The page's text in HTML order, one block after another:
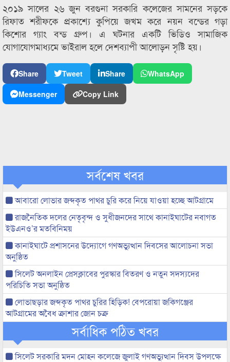
২০১৯ সালের ২৬ জুন বরগুনা সরকারি কলেজের সামনের সড়কে
রিফাত শরীফকে প্রকাশ্যে কুপিয়ে জখম করে নয়ন বন্ডের গড়া
কিশোর গ্যাং বন্ড গ্রুপ। এ ঘটনার একটি ভিডিও সামাজিক
যোগাযোগমাধ্যমে ভাইরাল হলে দেশব্যাপী আলোড়ন সৃষ্টি হয়।
Share Tweet Share
WhatsApp
Messenger
Copy Link
সর্বশেষ খবর
আবারো লোভার জব্দকৃত পাথর চুরি করে নিয়ে যাওয়া হচ্ছে আটগ্রামে
রাজনৈতিক দলের নেতৃবৃন্দ ও সুধীজনদের সাথে কানাইঘাটের নবাগত
ইউএনও’র মতবিনিময়
কানাইঘাটে প্রশাসনের উদ্যোগে গণঅভ্যুত্থান দিবসের আলোচনা সভা
অনুষ্ঠিত
সিলেট অনলাইন প্রেসক্লাবের পুরস্কার বিতরণ ও নতুন সদস্যদের
পরিচিতি সভা অনুষ্ঠিত
লোভাছড়ার জব্দকৃত পাথর চুরির হিড়িক! বেপরোয়া জকিগঞ্জের
আটগ্রামের অবৈধ ক্রাশার জোন চক্র
সর্বাধিক পঠিত খবর
সিলেট সরকারি মদন মোহন কলেজে জুলাই গণঅভ্যুত্থান দিবস উপলক্ষে